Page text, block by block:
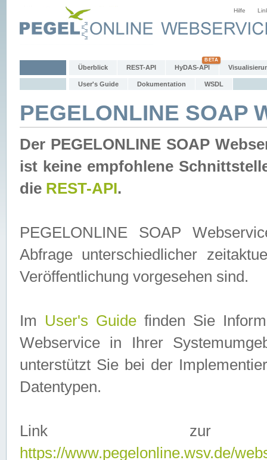
Hilfe
Überblick REST-API HyDAS-API
User's Guide Dokumentation WSDL
PEGELONLINE SOAP
Der PEGELONLINE SOAP
ist keine empfohlene
die REST-API.
PEGELONLINE SOAP
Abfrage unterschiedlicher
Veröffentlichung vorgesehen sind.
Im User's Guidefinden Sie
Webservice in Ihrer
unterstützt Sie bei der
Datentypen.
Link zur
https://www.pegelonline.wsv.de/